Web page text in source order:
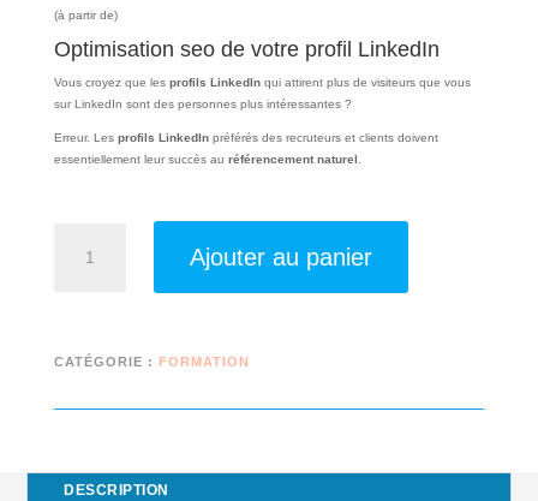
(à partir de)
Optimisation seo de votre profil LinkedIn
Vous croyez que les profils LinkedIn qui attirent plus de visiteurs que vous
sur LinkedIn sont des personnes plus intéressantes ?
Erreur. Les profils LinkedInpréférés des recruteurs et clients doivent
essentiellement leur succès au référencement naturel .
profil
Ajouter au panier
CATÉGORIE : FORMATION
DESCRIPTION